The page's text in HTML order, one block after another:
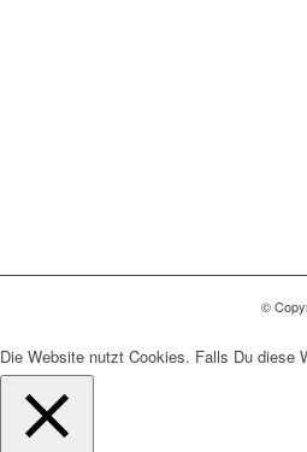
©
Die Website nutzt Cookies. Falls Du diese